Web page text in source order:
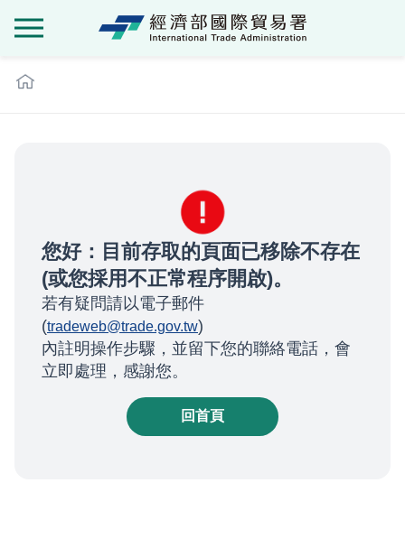
:::
您好：目前存取的頁面已移除不存在
(或您採用不正常程序開啟)。
若有疑問請以電子郵件
(tradeweb@trade.gov.tw)
內註明操作步驟，並留下您的聯絡電話，會
立即處理，感謝您。
回首頁